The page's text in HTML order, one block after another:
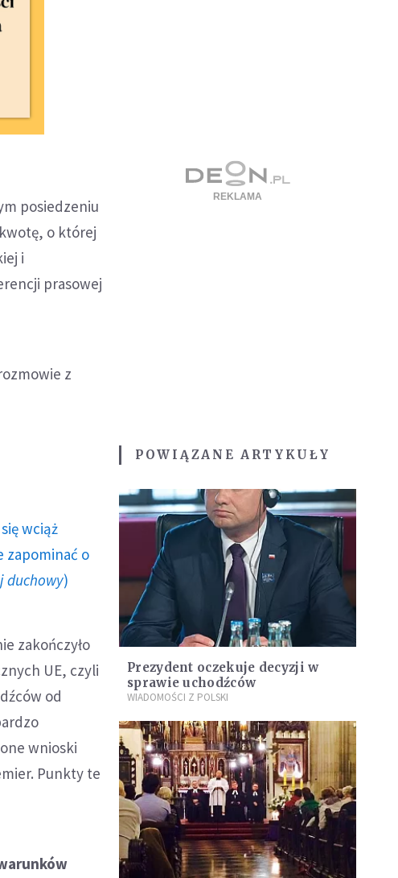
posiedzeniu
o której
i
prasowej
z
wciąż
zapominać o
duchowy)
zakończyło
UE, czyli
od
wnioski
Punkty te
POWIĄZANE ARTYKUŁY
Prezydent oczekuje decyzji w
sprawie uchodźców
WIADOMOŚCI Z POLSKI